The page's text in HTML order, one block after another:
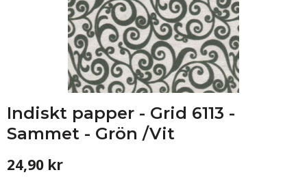
Indiskt papper - Grid 6113 -
Sammet - Grön /Vit
24,90 kr